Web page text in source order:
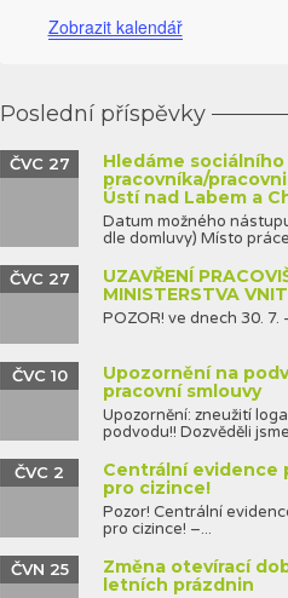
Zobrazit kalendář
Poslední příspěvky
Hledáme sociálního
pracovníka/
Ústí nad Labem a
ČVC 27
Datum možného
dle domluvy) Místo
UZAVŘENÍ
MINISTERSTVA
ČVC 27
POZOR! ve dnech 30. 7.
Upozornění na
pracovní smlouvy
ČVC 10
Upozornění: zneužití
podvodu!! Dozvěděli
Centrální evidence
pro cizince!
ČVC 2
Pozor! Centrální
pro cizince! –...
Změna otevírací
letních prázdnin
ČVN 25